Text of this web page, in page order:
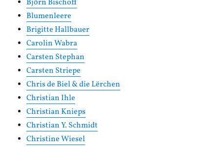
Björn Bischoff
Blumenleere
Brigitte Hallbauer
Carolin Wabra
Carsten Stephan
Carsten Striepe
Chris de Biel & die Lërchen
Christian Ihle
Christian Knieps
Christian Y. Schmidt
Christine Wiesel